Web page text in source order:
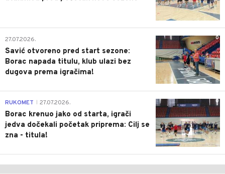
0
27.07.2026.
Savić otvoreno pred start sezone:
Borac napada titulu, klub ulazi bez
dugova prema igračima!
0
RUKOMET 27.07.2026.
Borac krenuo jako od starta, igrači
jedva dočekali početak priprema: Cilj se
zna - titula!